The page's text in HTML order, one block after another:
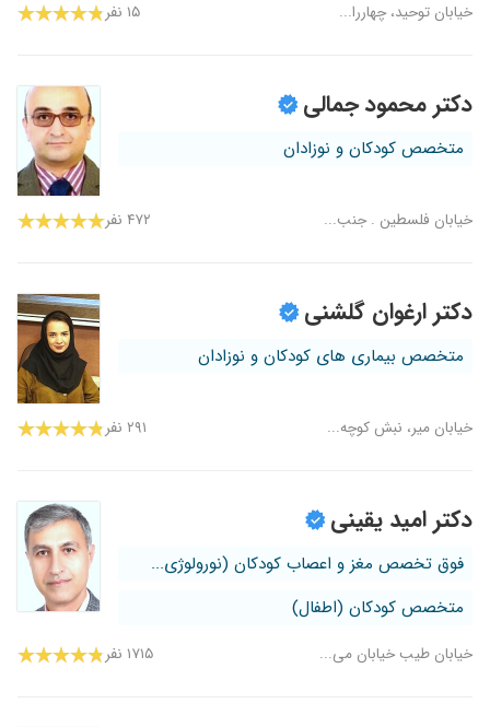
خیابان توحید، چهاررا... ۱۵ نفر
دکتر محمود جمالی
متخصص کودکان و نوزادان
خیابان فلسطین . جنب... ۴۷۲ نفر
دکتر ارغوان گلشنی
متخصص بیماری های کودکان و نوزادان
خیابان میر، نبش کوچه... ۲۹۱ نفر
دکتر امید یقینی
فوق تخصص مغز و اعصاب کودکان (نورولوژی...
متخصص کودکان (اطفال)
خیابان طیب خیابان می... ۱۷۱۵ نفر